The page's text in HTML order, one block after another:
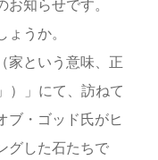
知らせです。
ょうか。
家という意味、正
）」にて、訪ねて
ブ・ゴッド氏がヒ
グした石たちで